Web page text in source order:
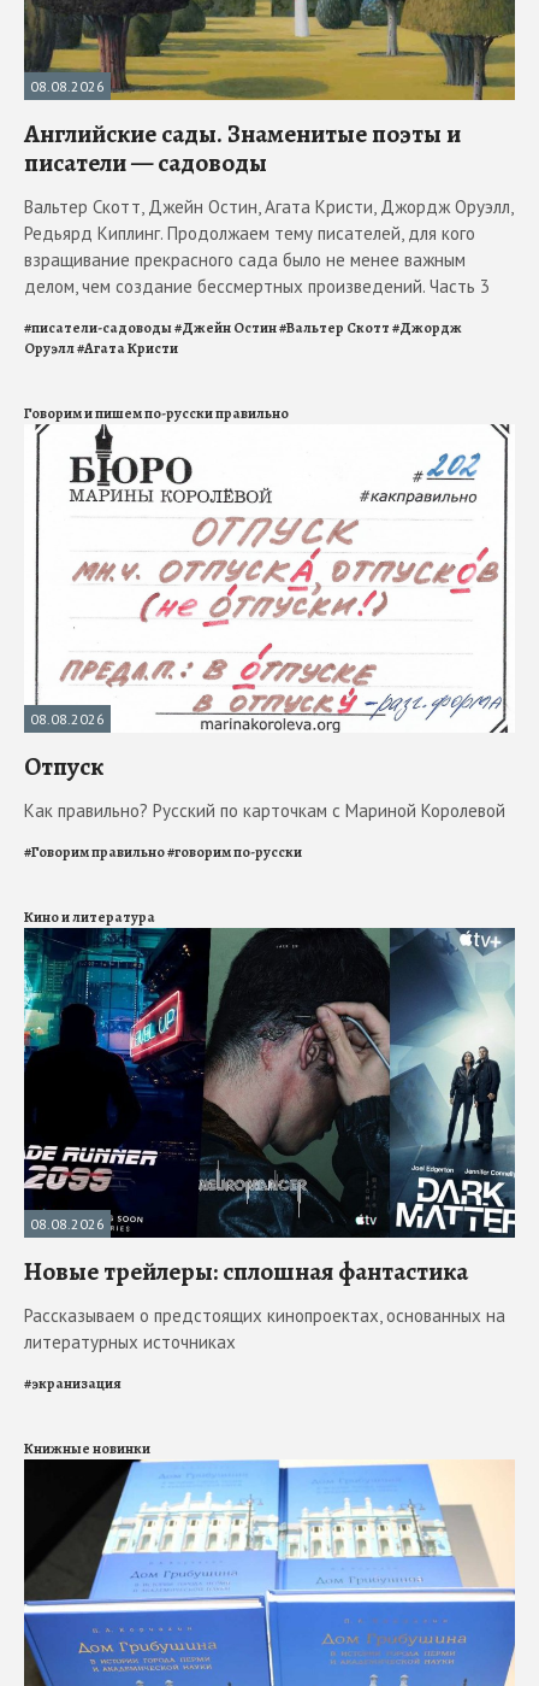
08.08.2026
Английские сады. Знаменитые поэты и
писатели — садоводы
Вальтер Скотт, Джейн Остин, Агата Кристи, Джордж Оруэлл,
Редьярд Киплинг. Продолжаем тему писателей, для кого
взращивание прекрасного сада было не менее важным
делом, чем создание бессмертных произведений. Часть 3
#писатели-садоводы#Джейн Остин#Вальтер Скотт#Джордж
Оруэлл#Агата Кристи
Говорим и пишем по-русски правильно
08.08.2026
Отпуск
Как правильно? Русский по карточкам с Мариной Королевой
#Говорим правильно#говорим по-русски
Кино и литература
08.08.2026
Новые трейлеры: сплошная фантастика
Рассказываем о предстоящих кинопроектах, основанных на
литературных источниках
#экранизация
Книжные новинки